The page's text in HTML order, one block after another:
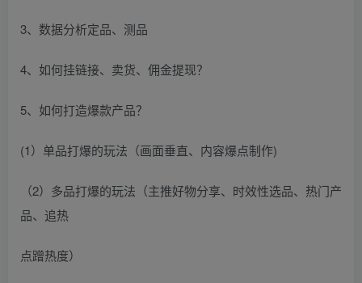
3、数据分析定品、测品
4、如何挂链接、卖货、佣金提现？
5、如何打造爆款产品？
(1）单品打爆的玩法（画面垂直、内容爆点制作)
（2）多品打爆的玩法（主推好物分享、时效性选品、热门产
品、追热
点蹭热度）